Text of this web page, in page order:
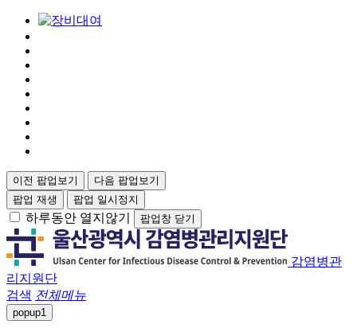
이전 팝업보기
다음 팝업보기
팝업 재생
팝업 일시정지
하루동안 열지않기 팝업창 닫기
감염병관
리지원단
검색 전체메뉴
popup1